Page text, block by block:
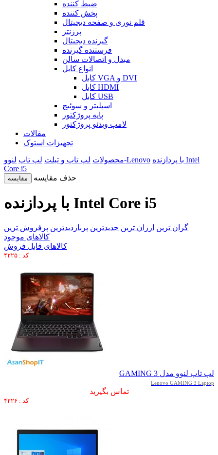
ضبط کننده
پخش کننده
قلم نوری و صفحه دیجیتال
پرزنتر
گیرنده دیجیتال
فرستنده گیرنده
مبدل و اتصالات سالن
انواع کابل
کابل VGA و DVI
کابل HDMI
کابل USB
اسپلیتر و سوئیچ
پایه پروژکتور
لامپ ویدئو پروژکتور
مقالات
تجهیزات استوک
محصولات لپ تاپ و تبلت لپ تاپ لنوو-Lenovo با پردازنده Intel
Core i5
مقایسه حذف مقایسه
با پردازنده Intel Core i5
گران ترین ارزان ترین جدیدترین پربازدیدترین پرفروش ترین
کالاهای موجود
کالاهای قابل فروش
کد : ۴۲۲۵
لپ تاپ لنوو مدل GAMING 3
Lenovo GAMING 3 Laptop
تماس بگیرید
کد : ۴۲۲۶